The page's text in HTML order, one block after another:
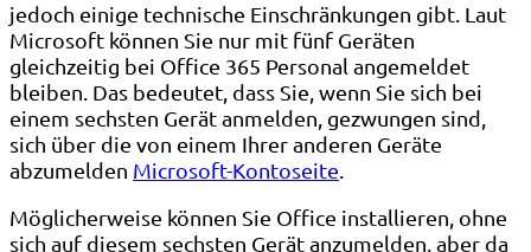
jedoch einige technische Einschränkungen gibt. Laut
Microsoft können Sie nur mit fünf Geräten
gleichzeitig bei Office 365 Personal angemeldet
bleiben. Das bedeutet, dass Sie, wenn Sie sich bei
einem sechsten Gerät anmelden, gezwungen sind,
sich über die von einem Ihrer anderen Geräte
abzumelden Microsoft-Kontoseite.
Möglicherweise können Sie Office installieren, ohne
sich auf diesem sechsten Gerät anzumelden, aber da